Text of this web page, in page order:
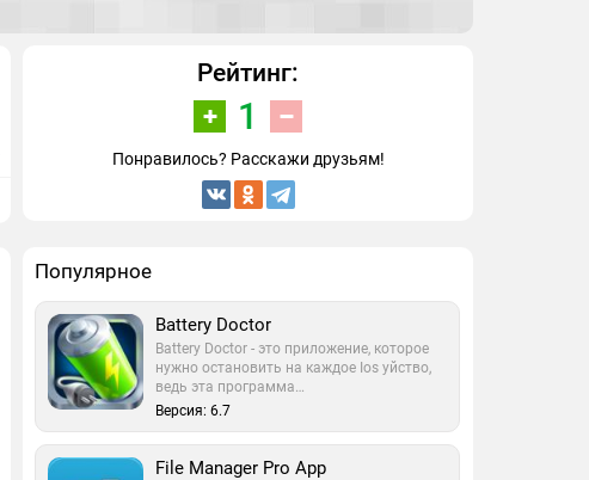
Рейтинг:
1
Понравилось? Расскажи друзьям!
Популярное
Battery Doctor
Battery Doctor - это приложение, которое
нужно остановить на каждое Ios уйство,
ведь эта программа…
Версия: 6.7
File Manager Pro App